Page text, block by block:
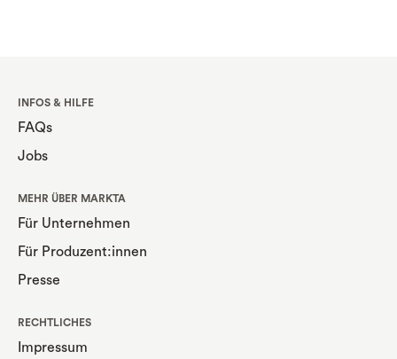
INFOS & HILFE
FAQs
Jobs
MEHR ÜBER MARKTA
Für Unternehmen
Für Produzent:innen
Presse
RECHTLICHES
Impressum